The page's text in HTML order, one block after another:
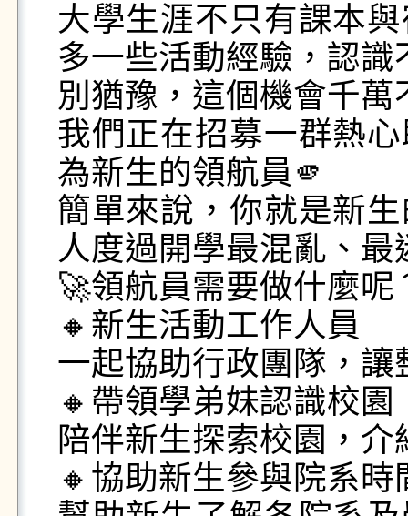
大學生涯不只有課本
多一些活動經驗，認
別猶豫，這個機會千萬
我們正在招募一群熱
為新生的領航員🫵
簡單來說，你就是新
人度過開學最混亂、
🚀領航員需要做什麼呢
🔸新生活動工作人員
一起協助行政團隊，
🔸帶領學弟妹認識校園
陪伴新生探索校園，
🔸協助新生參與院系時